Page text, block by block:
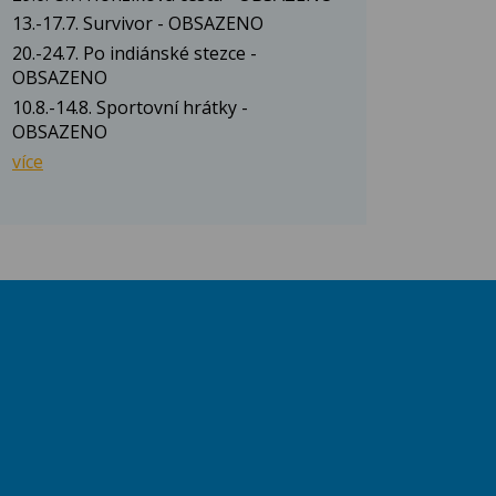
13.-17.7. Survivor - OBSAZENO
20.-24.7. Po indiánské stezce -
OBSAZENO
10.8.-14.8. Sportovní hrátky -
OBSAZENO
více